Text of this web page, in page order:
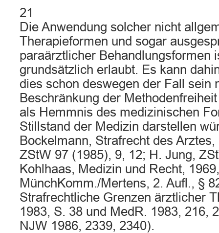
21
Die Anwendung solcher nicht
Therapieformen und sogar
paraärztlicher Behandlungsformen
grundsätzlich erlaubt. Es kann
dies schon deswegen der Fall sein
Beschränkung der
als Hemmnis des medizinischen
Stillstand der Medizin darstellen
Bockelmann, Strafrecht des
ZStW 97 (1985), 9, 12; H. Jung,
Kohlhaas, Medizin und Recht,
MünchKomm./Mertens, 2. Aufl., §
Strafrechtliche Grenzen ärztlicher
1983, S. 38 und MedR. 1983, 216,
NJW 1986, 2339, 2340).